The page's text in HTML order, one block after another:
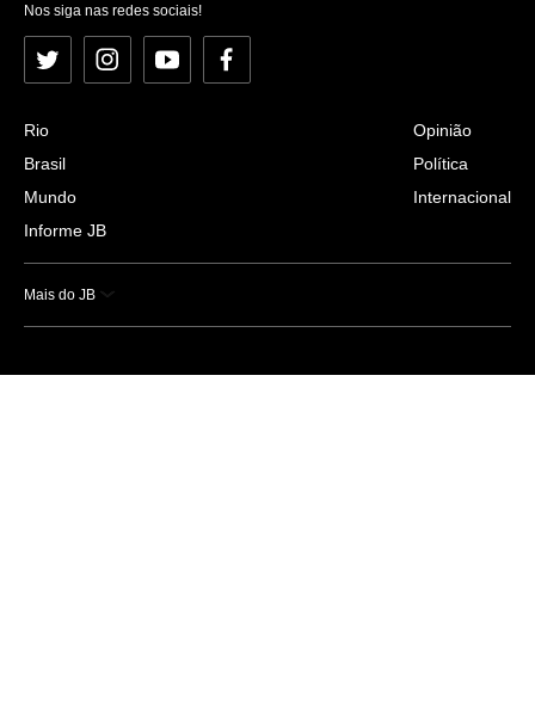
Nos siga nas redes sociais!
Twitter InstagramYouTubeFacebook
Rio
Brasil
Mundo
Informe JB
Opinião
Política
Internacional
Mais do JB
Esportes